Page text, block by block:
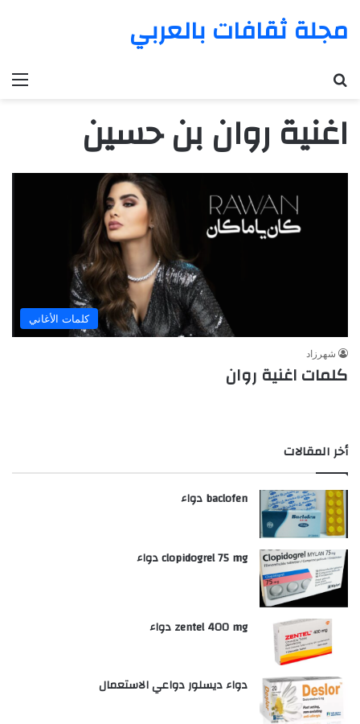
مجلة ثقافات بالعربي
اغنية روان بن حسين
كلمات الأغاني
شهرزاد
كلمات اغنية روان
أخر المقالات
baclofen دواء
clopidogrel 75 mg دواء
zentel 400 mg دواء
دواء ديسلور دواعي الاستعمال